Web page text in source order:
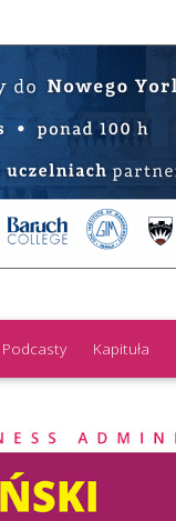
Podcasty Kapituła